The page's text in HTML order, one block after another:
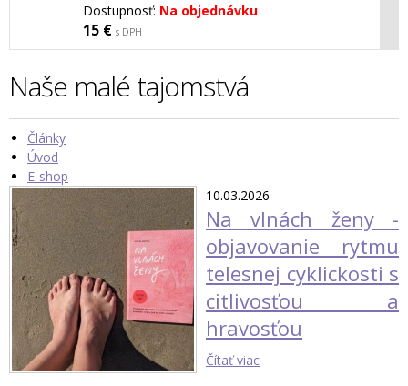
Dostupnosť: Na objednávku
15 € s DPH
Naše malé tajomstvá
Články
Úvod
E-shop
10.03.2026
Na vlnách ženy -
objavovanie rytmu
telesnej cyklickosti s
citlivosťou a
hravosťou
Čítať viac